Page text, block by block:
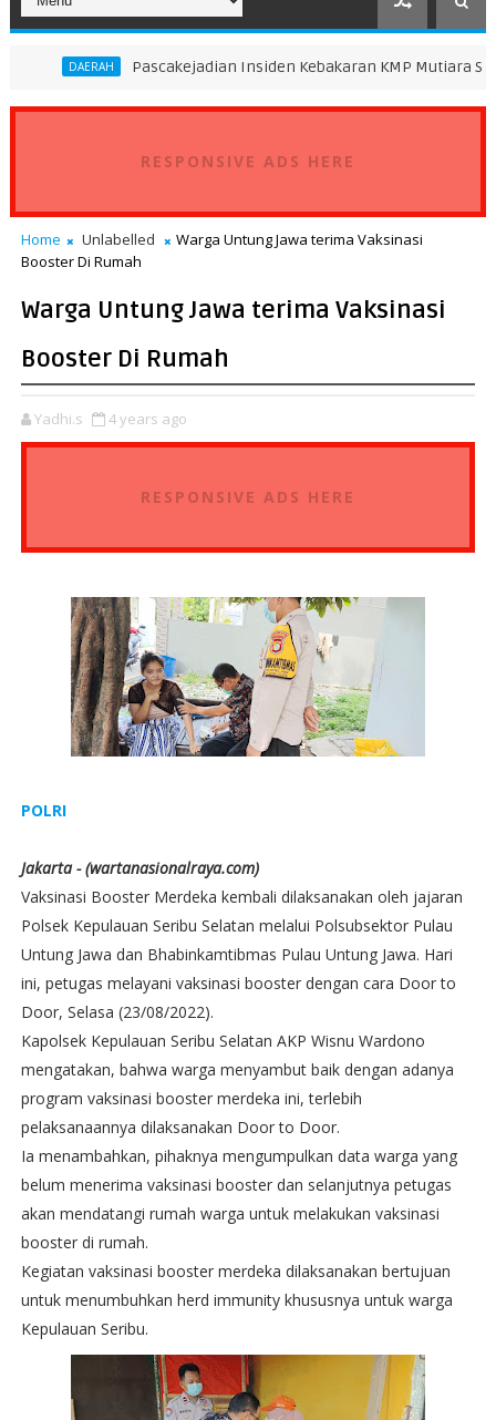
Pascakejadian Insiden Kebakaran KMP Mutiara Sentosa II,
RESPONSIVE ADS HERE
Home Unlabelled
Warga Untung Jawa terima Vaksinasi
Booster Di Rumah
Warga Untung Jawa terima Vaksinasi
Booster Di Rumah
Yadhi.s 4 years ago
RESPONSIVE ADS HERE
POLRI
Jakarta - (wartanasionalraya.com)
Vaksinasi Booster Merdeka kembali dilaksanakan oleh jajaran
Polsek Kepulauan Seribu Selatan melalui Polsubsektor Pulau
Untung Jawa dan Bhabinkamtibmas Pulau Untung Jawa. Hari
ini, petugas melayani vaksinasi booster dengan cara Door to
Door, Selasa (23/08/2022).
Kapolsek Kepulauan Seribu Selatan AKP Wisnu Wardono
mengatakan, bahwa warga menyambut baik dengan adanya
program vaksinasi booster merdeka ini, terlebih
pelaksanaannya dilaksanakan Door to Door.
Ia menambahkan, pihaknya mengumpulkan data warga yang
belum menerima vaksinasi booster dan selanjutnya petugas
akan mendatangi rumah warga untuk melakukan vaksinasi
booster di rumah.
Kegiatan vaksinasi booster merdeka dilaksanakan bertujuan
untuk menumbuhkan herd immunity khususnya untuk warga
Kepulauan Seribu.